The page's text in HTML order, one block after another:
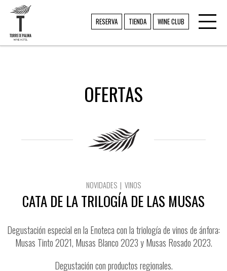
RESERVA TIENDA WINE CLUB
OFERTAS
NOVIDADES | VINOS
CATA DE LA TRILOGÍA DE LAS MUSAS
Degustación especial en la Enoteca con la triología de vinos de ánfora:
Musas Tinto 2021, Musas Blanco 2023 y Musas Rosado 2023.
Degustación con productos regionales.